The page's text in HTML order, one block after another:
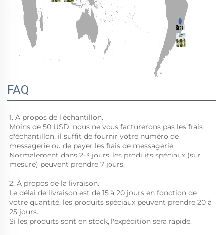
FAQ
1. À propos de l'échantillon.
Moins de 50 USD, nous ne vous facturerons pas les frais
d'échantillon, il suffit de fournir votre numéro de
messagerie ou de payer les frais de messagerie.
Normalement dans 2-3 jours, les produits spéciaux (sur
mesure) peuvent prendre 7 jours.
2. À propos de la livraison.
Le délai de livraison est de 15 à 20 jours en fonction de
votre quantité, les produits spéciaux peuvent prendre 20 à
25 jours.
Si les produits sont en stock, l'expédition sera rapide.